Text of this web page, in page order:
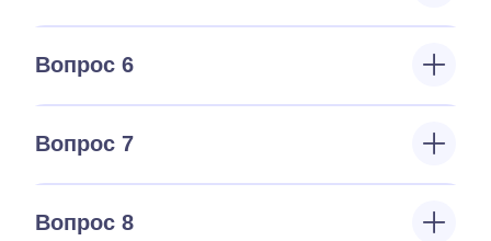
Вопрос 6
Вопрос 7
Вопрос 8